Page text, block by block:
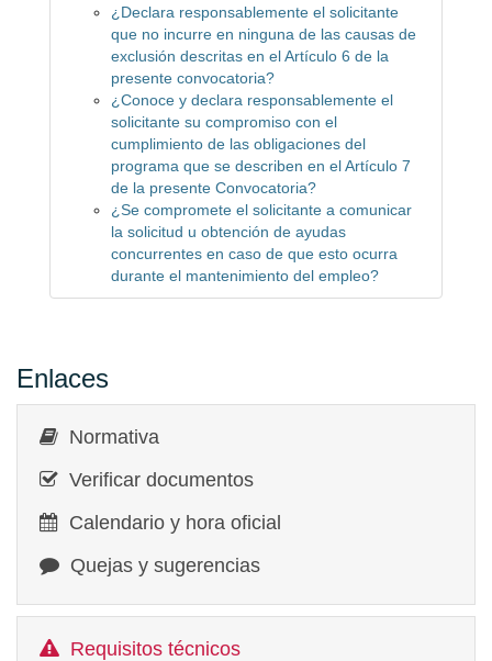
¿Declara responsablemente el solicitante
que no incurre en ninguna de las causas de
exclusión descritas en el Artículo 6 de la
presente convocatoria?
¿Conoce y declara responsablemente el
solicitante su compromiso con el
cumplimiento de las obligaciones del
programa que se describen en el Artículo 7
de la presente Convocatoria?
¿Se compromete el solicitante a comunicar
la solicitud u obtención de ayudas
concurrentes en caso de que esto ocurra
durante el mantenimiento del empleo?
Enlaces
Normativa
Verificar documentos
Calendario y hora oficial
Quejas y sugerencias
Requisitos técnicos